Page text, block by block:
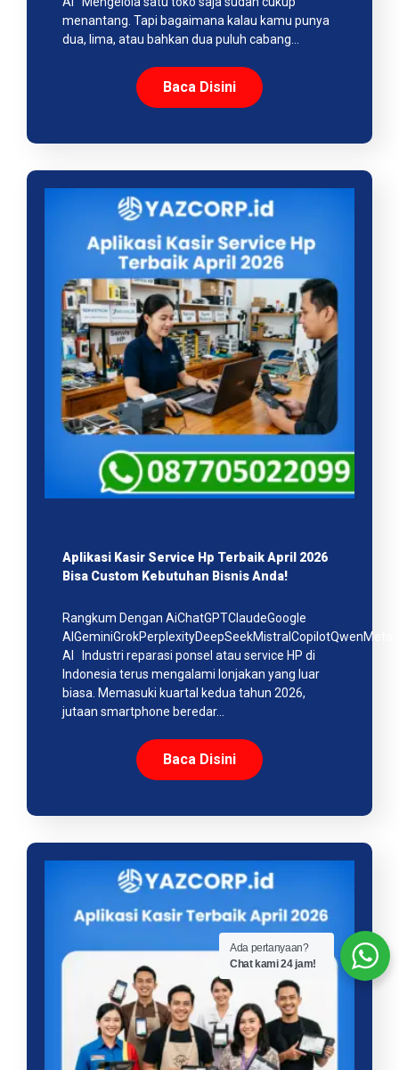
menantang. Tapi bagaimana kalau kamu punya
dua, lima, atau bahkan dua puluh cabang…
Baca Disini
Aplikasi Kasir Service Hp Terbaik April 2026
Bisa Custom Kebutuhan Bisnis Anda!
Rangkum Dengan AiChatGPTClaudeGoogle
AIGeminiGrokPerplexityDeepSeekMistralCopilotQwenMeta
AI Industri reparasi ponsel atau service HP di
Indonesia terus mengalami lonjakan yang luar
biasa. Memasuki kuartal kedua tahun 2026,
jutaan smartphone beredar…
Baca Disini
Ada pertanyaan?
Chat kami 24 jam!